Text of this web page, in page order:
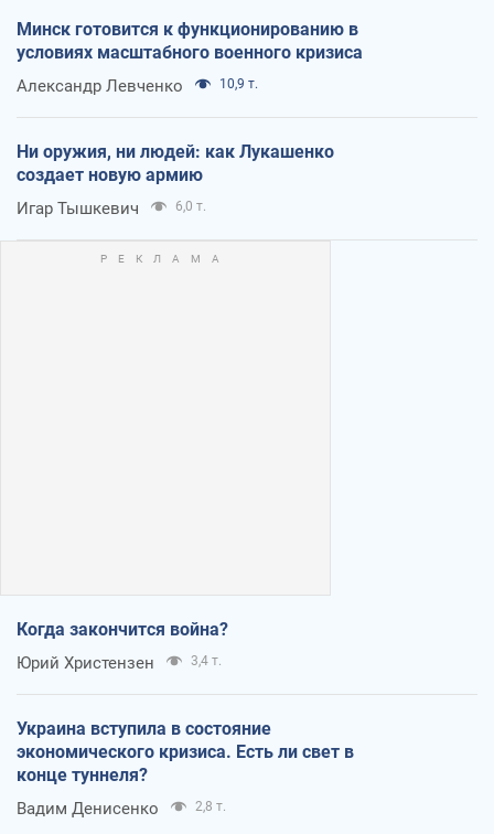
Минск готовится к функционированию в
условиях масштабного военного кризиса
Александр Левченко 10,9 т.
Ни оружия, ни людей: как Лукашенко
создает новую армию
Игар Тышкевич 6,0 т.
Когда закончится война?
Юрий Христензен 3,4 т.
Украина вступила в состояние
экономического кризиса. Есть ли свет в
конце туннеля?
Вадим Денисенко 2,8 т.